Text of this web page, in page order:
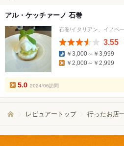
アル・ケッチァーノ 石巻
石巻/イタリアン、イノベ
3.55
￥3,000～￥3,999
￥2,000～￥2,999
5.0 2024/06訪問
レビュアートップ 行ったお店